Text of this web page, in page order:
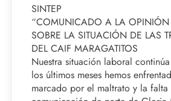
SINTEP
“COMUNICADO A LA OPINIÓN
SOBRE LA SITUACIÓN DE LAS
DEL CAIF MARAGATITOS
Nuestra situación laboral
los últimos meses hemos
marcado por el maltrato y la falta